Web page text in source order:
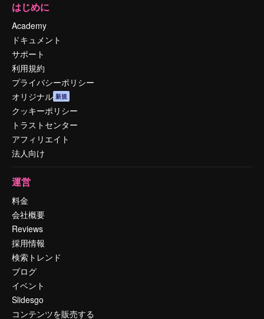
はじめに
Academy
ドキュメント
サポート
利用規約
プライバシーポリシー
オリジナル 新規
クッキーポリシー
トラストセンター
アフィリエイト
法人向け
運営
料金
会社概要
Reviews
採用情報
検索トレンド
ブログ
イベント
Slidesgo
コンテンツを販売する